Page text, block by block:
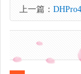
上一篇：